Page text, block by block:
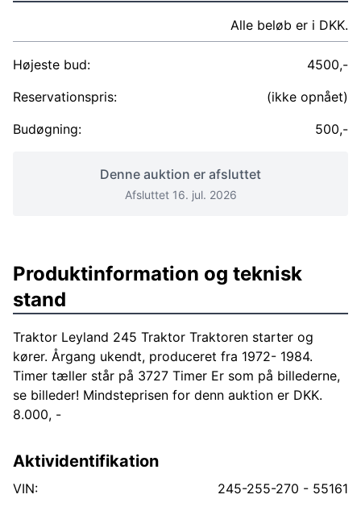
Alle beløb er i DKK.
Højeste bud:
4500,-
Reservationspris:
(ikke opnået)
Budøgning:
500,-
Denne auktion er afsluttet
Afsluttet 16. jul. 2026
Produktinformation og teknisk
stand
Traktor Leyland 245 Traktor Traktoren starter og
kører. Årgang ukendt, produceret fra 1972- 1984.
Timer tæller står på 3727 Timer Er som på billederne,
se billeder! Mindsteprisen for denn auktion er DKK.
8.000, -
Aktividentifikation
VIN: 245-255-270 - 55161